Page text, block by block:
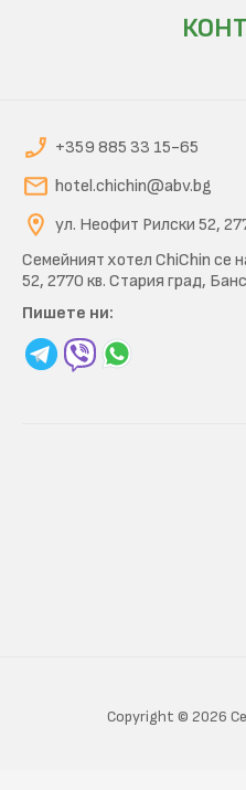
+359 885 33 15-65
hotel.chichin@abv.bg
ул. Неофит Рилски 52,
Семейният хотел ChiChin се
52, 2770 кв. Стария град,
Пишете ни:
Copyright © 2026